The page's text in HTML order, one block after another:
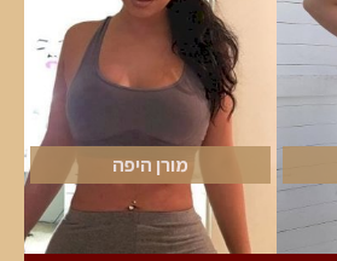
מורן היפה